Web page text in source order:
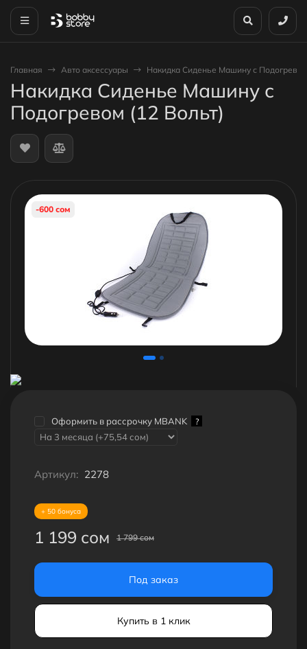
Главная Авто аксессуары Накидка Сиденье Машину с
Накидка Сиденье Машину с
Подогревом (12 Вольт)
-600 сом
Оформить в рассрочку MBANK ?
Артикул: 2278
+ 50 бонуса
1 199 сом 1 799 сом
Под заказ
Купить в 1 клик